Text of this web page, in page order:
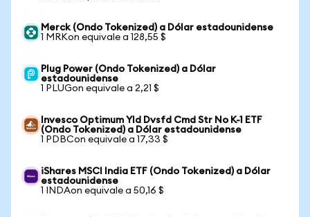
Merck (Ondo Tokenized) a Dólar estadounidense
1 MRKon equivale a 128,55 $
Plug Power (Ondo Tokenized) a Dólar
estadounidense
1 PLUGon equivale a 2,21 $
Invesco Optimum Yld Dvsfd Cmd Str No K-1 ETF
(Ondo Tokenized) a Dólar estadounidense
1 PDBCon equivale a 17,33 $
iShares MSCI India ETF (Ondo Tokenized) a Dólar
estadounidense
1 INDAon equivale a 50,16 $